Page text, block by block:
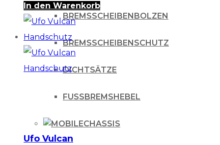
BREMSSCHEIBENBOLZEN
BREMSSCHEIBENSCHUTZ
DICHTSÄTZE
FUSSBREMSHEBEL
CHASSIS
In den Warenkorb
Ufo Vulcan